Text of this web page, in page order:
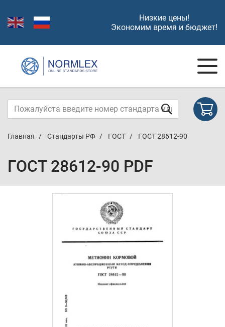
Низкие цены!
Экономим время и бюджет!
Главная Стандарты РФ ГОСТ ГОСТ 28612-90
ГОСТ 28612-90 PDF